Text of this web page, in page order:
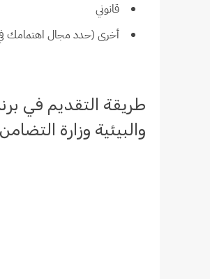
قانوني
أخرى (حدد مجال اهتمامك
طريقة التقديم في
والبيئية وزارة